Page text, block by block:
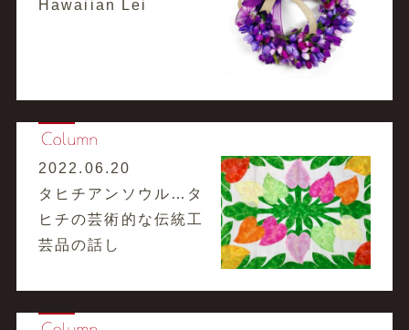
Hawaiian Lei
2022.06.20
タヒチアンソウル…タ
ヒチの芸術的な伝統工
芸品の話し